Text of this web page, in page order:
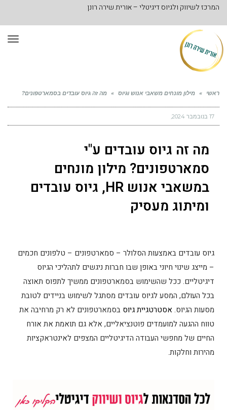
המרכז לשיווק ולגיוס דיגיטלי – אורית שירה רונן
ראשי » מילון מונחים משאבי אנוש וגיוס » מה זה גיוס עובדים בסמארטפונים?
17 בנובמבר 2024
מה זה גיוס עובדים ע"י
סמארטפונים? מילון מונחים
במשאבי אנוש HR, גיוס עובדים
ומיתוג מעסיק
גיוס עובדים באמצעות הסלולר – סמארטפונים – טלפונים חכמים
– מייצג שינוי חיוני באופן שבו חברות ניגשים לתהליכי הגיוס
דיגיטליים. ככל שהשימוש בסמארטפונים ממשיך לתפוס תאוצה
בכל העולם, המסע לגיוס עובדים מסתגל לשימוש בניידים לטובת
מסעות הגיוס. אסטרטגיית גיוס בסמארטפונים לא רק מרחיבה את
טווח ההגעה למועמדים פוטנציאליים, אלא גם תואמת את אורח
החיים של מחפשי העבודה הדיגיטליים המצפים לאינטראקציות
מהירות וחלקות.